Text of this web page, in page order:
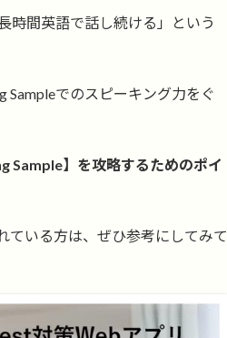
時間英語で話し続ける」という
Sampleでのスピーキング力をぐ
Sample】を攻略するためのポイ
ている方は、ぜひ参考にしてみて